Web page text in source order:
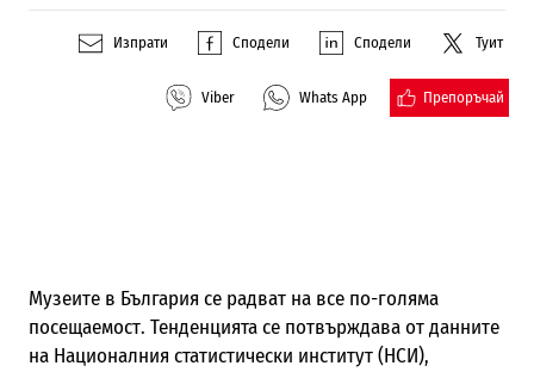
Изпрати Сподели Сподели Туит
Viber Whats App Препоръчай
Музеите в България се радват на все по-голяма
посещаемост. Тенденцията се потвърждава от данните
на Националния статистически институт (НСИ),